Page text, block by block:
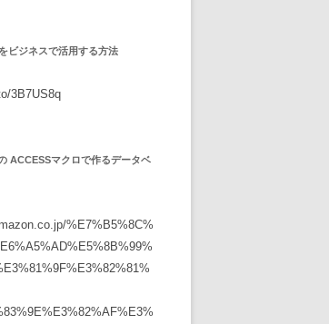
ビジネスで活用する方法
3B7US8q
ACCESSマクロで作るデータベ
%E7%B5%8C%